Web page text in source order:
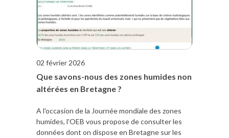
02 février 2026
Que savons-nous des zones humides non
altérées en Bretagne ?
A l'occasion de la Journée mondiale des zones
humides, l'OEB vous propose de consulter les
données dont on dispose en Bretagne sur les